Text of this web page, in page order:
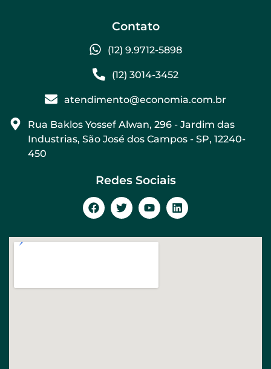
Contato
(12) 9.9712-5898
(12) 3014-3452
atendimento@economia.com.br
Rua Baklos Yossef Alwan, 296 - Jardim das
Industrias, São José dos Campos - SP, 12240-
450
Redes Sociais